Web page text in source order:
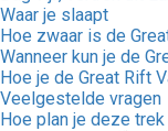
Waar je slaapt
Hoe zwaar is de
Wanneer kun je de
Hoe je de Great Rift
Veelgestelde vragen
Hoe plan je deze